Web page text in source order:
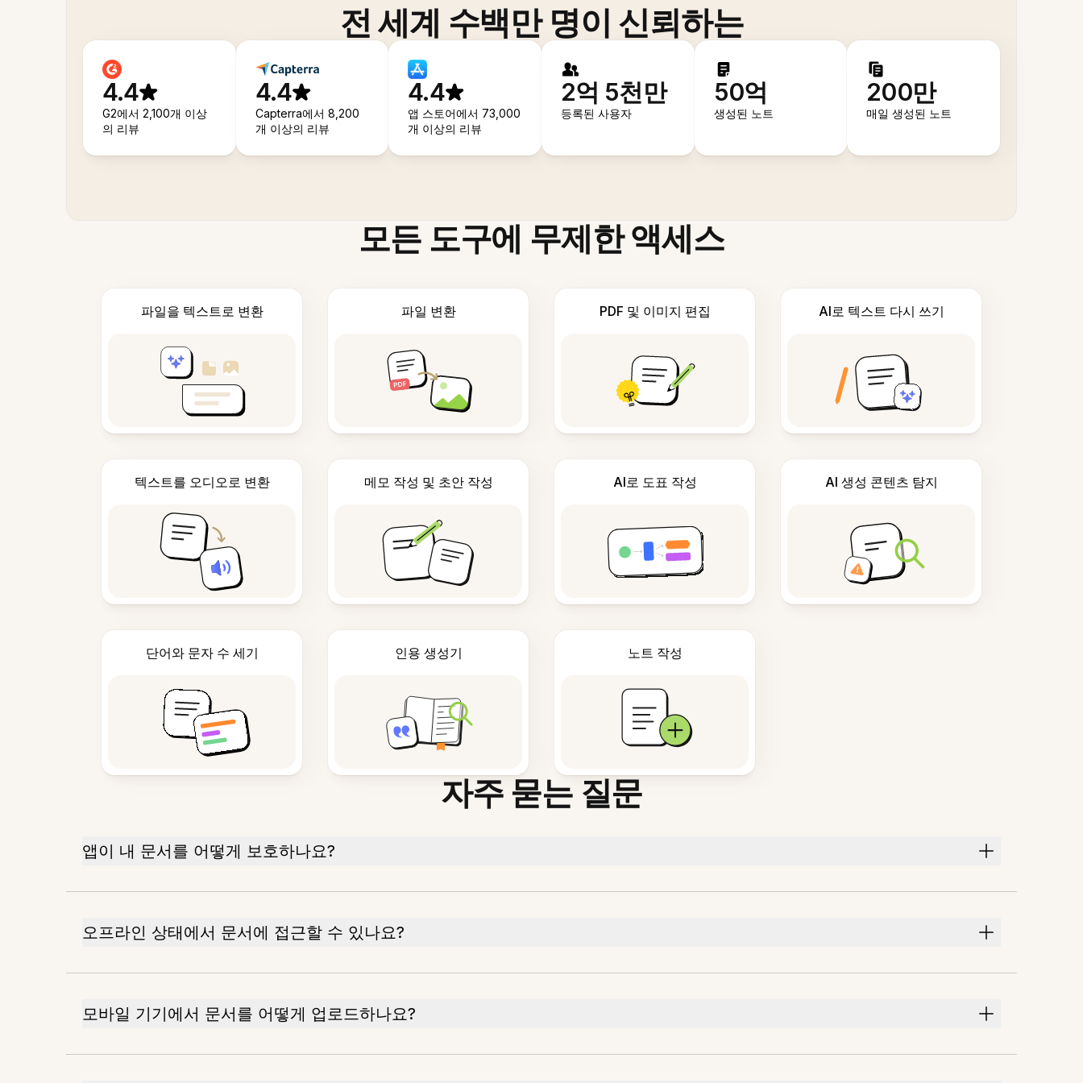
전 세계 수백만 명이 신뢰하는
4.4
G2에서 2,100개 이상
의 리뷰
4.4
Capterra에서 8,200
개 이상의 리뷰
4.4
앱 스토어에서 73,000
개 이상의 리뷰
2억 5천만
등록된 사용자
50억
생성된 노트
200만
매일 생성된 노트
모든 도구에 무제한 액세스
파일을 텍스트로 변환 파일 변환 PDF 및 이미지 편집 AI로 텍스트 다시 쓰기
텍스트를 오디오로 변환 메모 작성 및 초안 작성 AI로 도표 작성 AI 생성 콘텐츠 탐지
단어와 문자 수 세기 인용 생성기 노트 작성
자주 묻는 질문
앱이 내 문서를 어떻게 보호하나요?
오프라인 상태에서 문서에 접근할 수 있나요?
모바일 기기에서 문서를 어떻게 업로드하나요?